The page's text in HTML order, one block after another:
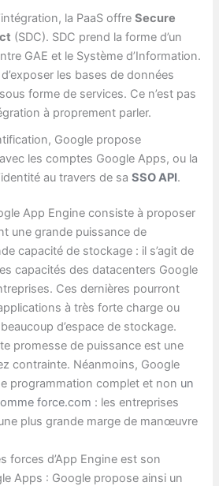
la PaaS offreSecure
(SDC). SDC prend la forme d’un
GAE et le Système d’Information.
les bases de données
forme de services. Ce n’est pas
à proprement parler.
Google propose
les comptes Google Apps, ou la
au travers de saSSO API.
App Engine consiste à proposer
une grande puissance de
capacité de stockage : il s’agit de
capacités des datacenters Google
Ces dernières pourront
à très forte charge ou
d’espace de stockage.
promesse de puissance est une
contrainte. Néanmoins, Google
programmation complet et non un
force.com : les entreprises
plus grande marge de manœuvre
forces d’App Engine est son
Apps : Google propose ainsi un